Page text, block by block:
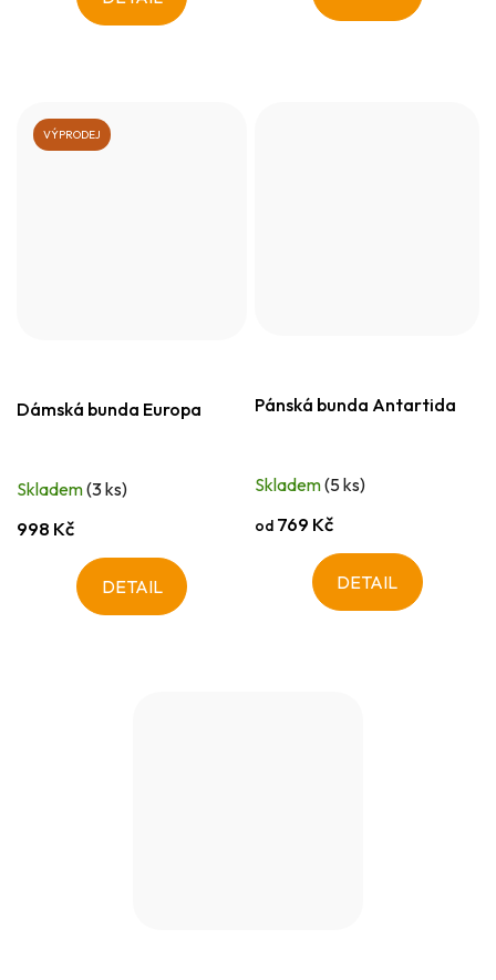
VÝPRODEJ
Dámská bunda Europa
Skladem(3 ks)
998 Kč
DETAIL
Pánská bunda Antartida
Skladem(5 ks)
od 769 Kč
DETAIL